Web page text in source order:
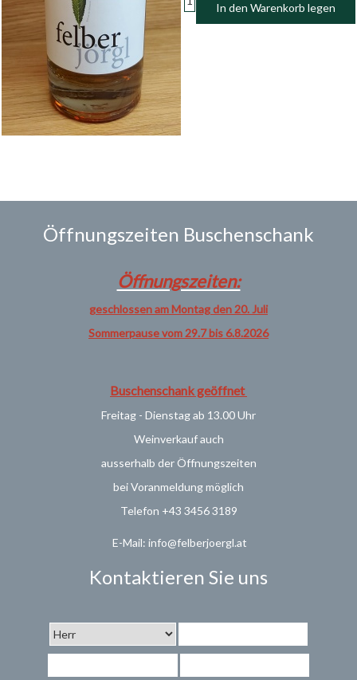
In den Warenkorb legen
Öffnungszeiten Buschenschank
Öffnungszeiten:
geschlossen am Montag den 20. Juli
Sommerpause vom 29.7 bis 6.8.2026
Buschenschank geöffnet
Freitag - Dienstag ab 13.00 Uhr
Weinverkaufauch
ausserhalb der Öffnungszeiten
bei Voranmeldung möglich
Telefon +43 3456 3189
E-Mail: info@felberjoergl.at
Kontaktieren Sie uns